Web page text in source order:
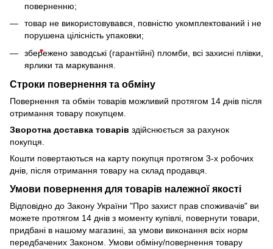
поверненню;
товар не використовувався, повністю укомплектований і не
порушена цілісність упаковки;
збережено заводські (гарантійні) пломби, всі захисні плівки,
ярлики та маркування.
Строки повернення та обміну
Повернення та обмін товарів можливий протягом 14 днів після
отримання товару покупцем.
Зворотна доставка товарів здійснюється за рахунок
покупця.
Кошти повертаються на карту покупця протягом 3-х робочих
днів, після отримання товару на склад продавця.
Умови повернення для товарів належної якості
Відповідно до Закону України "Про захист прав споживачів" ви
можете протягом 14 днів з моменту купівлі, повернути товари,
придбані в нашому магазині, за умови виконання всіх норм
передбачених Законом. Умови обміну/повернення товару
♥